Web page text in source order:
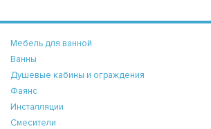
Мебель для ванной
Ванны
Душевые кабины и ограждения
Фаянс
Инсталляции
Смесители